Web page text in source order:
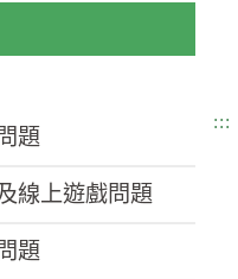
題
線上遊戲問題
題
:::